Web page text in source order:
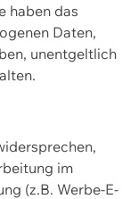
haben das
Daten,
unentgeltlich
im
(z.B. Werbe-E-